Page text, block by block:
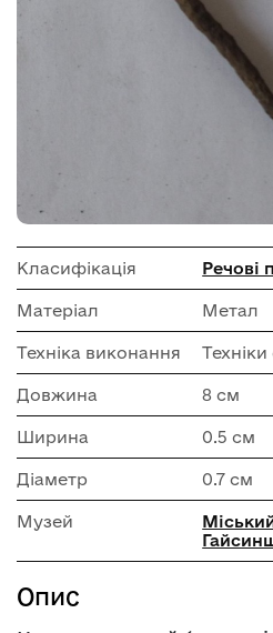
Класифікація Речові
Матеріал Метал
Техніка виконання
Довжина 8 см
Ширина 0.5 см
Діаметр 0.7 см
Музей
Опис